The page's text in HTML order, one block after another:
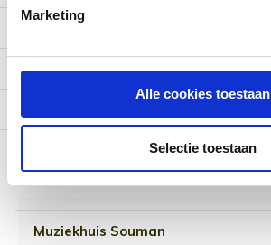
Marketing
Alle cookies toestaan
Selectie toestaan
Klantenservice
Mijn account
Muziekhuis Souman